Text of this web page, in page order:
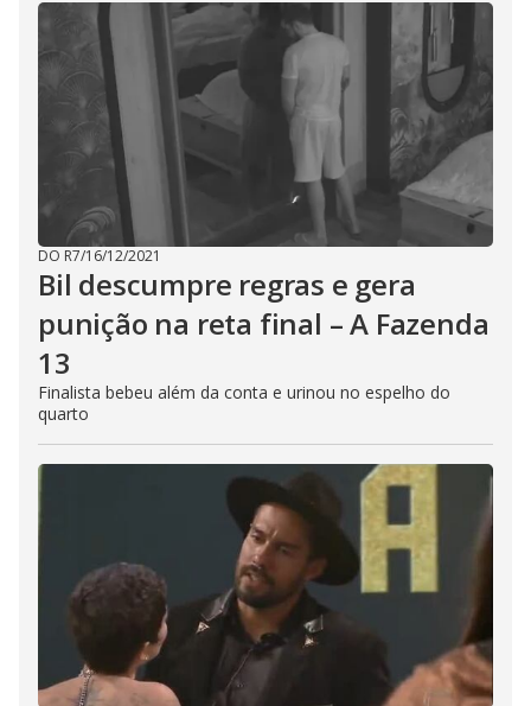
DO R7/16/12/2021
Bil descumpre regras e gera
punição na reta final – A Fazenda
13
Finalista bebeu além da conta e urinou no espelho do
quarto